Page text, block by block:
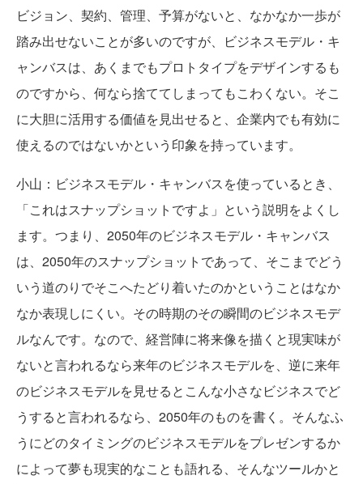
ビジョン、契約、管理、予算がないと、なかなか一歩が
踏み出せないことが多いのですが、ビジネスモデル・キ
ャンバスは、あくまでもプロトタイプをデザインするも
のですから、何なら捨ててしまってもこわくない。そこ
に大胆に活用する価値を見出せると、企業内でも有効に
使えるのではないかという印象を持っています。
小山：ビジネスモデル・キャンバスを使っているとき、
「これはスナップショットですよ」という説明をよくし
ます。つまり、2050年のビジネスモデル・キャンバス
は、2050年のスナップショットであって、そこまでどう
いう道のりでそこへたどり着いたのかということはなか
なか表現しにくい。その時期のその瞬間のビジネスモデ
ルなんです。なので、経営陣に将来像を描くと現実味が
ないと言われるなら来年のビジネスモデルを、逆に来年
のビジネスモデルを見せるとこんな小さなビジネスでど
うすると言われるなら、2050年のものを書く。そんなふ
うにどのタイミングのビジネスモデルをプレゼンするか
によって夢も現実的なことも語れる、そんなツールかと